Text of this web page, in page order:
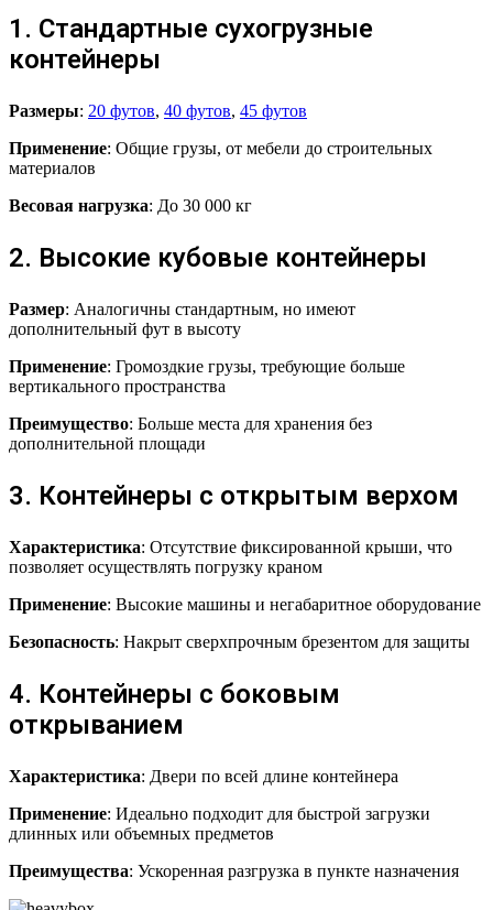
1. Стандартные сухогрузные
контейнеры
Размеры: 20 футов, 40 футов, 45 футов
Применение: Общие грузы, от мебели до строительных
материалов
Весовая нагрузка: До 30 000 кг
2. Высокие кубовые контейнеры
Размер: Аналогичны стандартным, но имеют
дополнительный фут в высоту
Применение: Громоздкие грузы, требующие больше
вертикального пространства
Преимущество: Больше места для хранения без
дополнительной площади
3. Контейнеры с открытым верхом
Характеристика: Отсутствие фиксированной крыши, что
позволяет осуществлять погрузку краном
Применение: Высокие машины и негабаритное оборудование
Безопасность: Накрыт сверхпрочным брезентом для защиты
4. Контейнеры с боковым
открыванием
Характеристика: Двери по всей длине контейнера
Применение: Идеально подходит для быстрой загрузки
длинных или объемных предметов
Преимущества: Ускоренная разгрузка в пункте назначения